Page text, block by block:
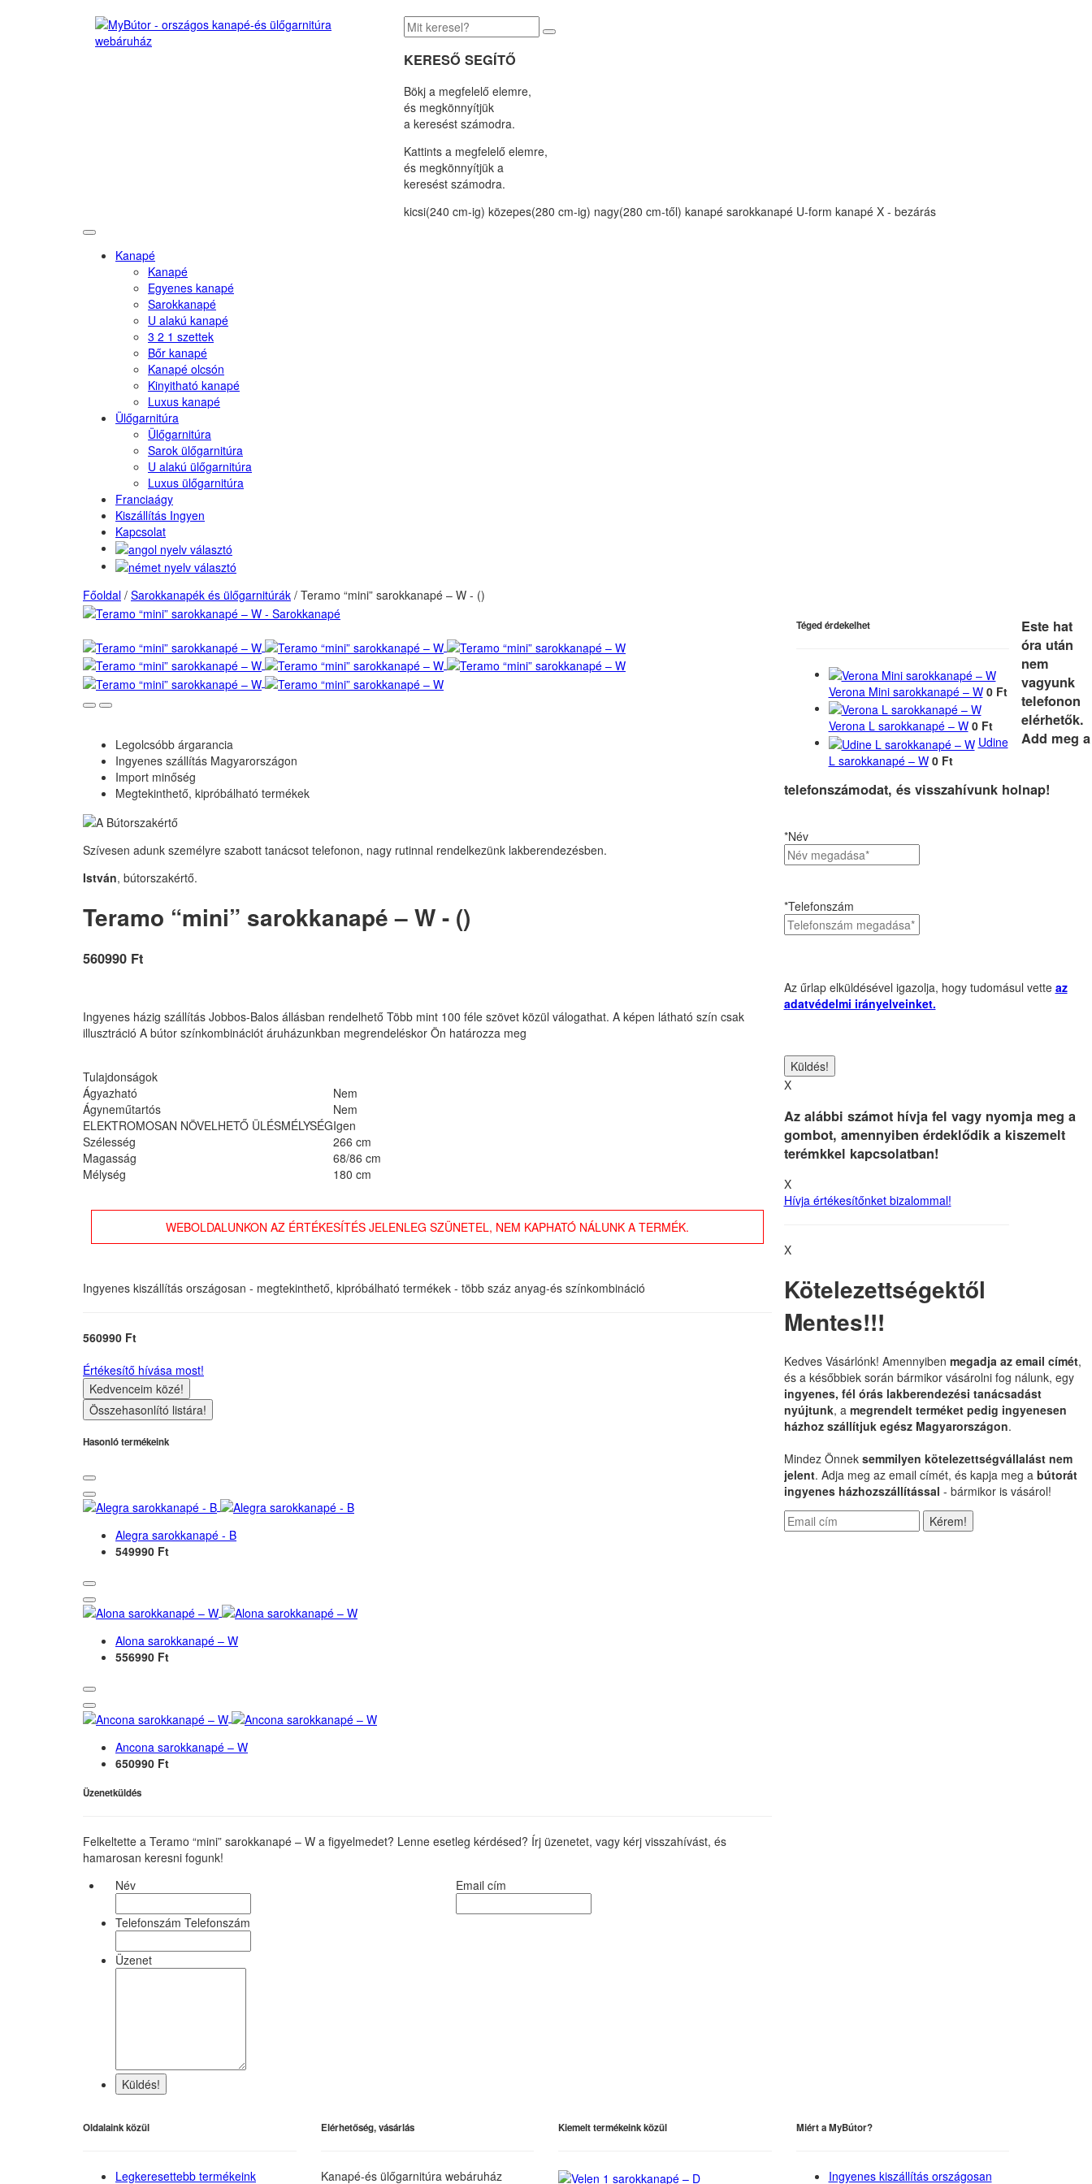
KERESŐ SEGÍTŐ
Bökj a megfelelő elemre,
és megkönnyítjük
a keresést számodra.
Kattints a megfelelő elemre,
és megkönnyítjük a
keresést számodra.
kicsi(240 cm-ig) közepes(280 cm-ig) nagy(280 cm-től) kanapé sarokkanapé U-form kanapé X - bezárás
Kanapé
Kanapé
Egyenes kanapé
Sarokkanapé
U alakú kanapé
3 2 1 szettek
Bőr kanapé
Kanapé olcsón
Kinyitható kanapé
Luxus kanapé
Ülőgarnitúra
Ülőgarnitúra
Sarok ülőgarnitúra
U alakú ülőgarnitúra
Luxus ülőgarnitúra
Franciaágy
Kiszállítás Ingyen
Kapcsolat
Főoldal / Sarokkanapék és ülőgarnitúrák / Teramo “mini” sarokkanapé – W - ()
Legolcsóbb árgarancia
Ingyenes szállítás Magyarországon
Import minőség
Megtekinthető, kipróbálható termékek
Szívesen adunk személyre szabott tanácsot telefonon, nagy rutinnal rendelkezünk lakberendezésben.
István, bútorszakértő.
Teramo “mini” sarokkanapé – W - ()
560990 Ft
Ingyenes házig szállítás Jobbos-Balos állásban rendelhető Több mint 100 féle szövet közül válogathat. A képen látható szín csak
illusztráció A bútor színkombinációt áruházunkban megrendeléskor Ön határozza meg
Tulajdonságok
Ágyazható
Nem
Ágyneműtartós
Nem
ELEKTROMOSAN NÖVELHETŐ ÜLÉSMÉLYSÉGIgen
Szélesség
266 cm
Magasság
68/86 cm
Mélység
180 cm
WEBOLDALUNKON AZ ÉRTÉKESÍTÉS JELENLEG SZÜNETEL, NEM KAPHATÓ NÁLUNK A TERMÉK.
Ingyenes kiszállítás országosan - megtekinthető, kipróbálható termékek - több száz anyag-és színkombináció
560990 Ft
Értékesítő hívása most!
Kedvenceim közé!
Összehasonlító listára!
Hasonló termékeink
Alegra sarokkanapé - B
549990 Ft
Alona sarokkanapé – W
556990 Ft
Ancona sarokkanapé – W
650990 Ft
Üzenetküldés
Felkeltette a Teramo “mini” sarokkanapé – W a figyelmedet? Lenne esetleg kérdésed? Írj üzenetet, vagy kérj visszahívást, és
hamarosan keresni fogunk!
Név
Email cím
Telefonszám Telefonszám
Üzenet
Küldés!
Téged érdekelhet
Verona Mini sarokkanapé – W 0 Ft
Verona L sarokkanapé – W 0 Ft
Udine
L sarokkanapé – W 0 Ft
Este hat
óra után
nem
vagyunk
telefonon
elérhetők.
Add meg a
telefonszámodat, és visszahívunk holnap!
*Név
*Telefonszám
Az űrlap elküldésével igazolja, hogy tudomásul vette az
adatvédelmi irányelveinket.
X
Az alábbi számot hívja fel vagy nyomja meg a
gombot, amennyiben érdeklődik a kiszemelt
terémkkel kapcsolatban!
X
Hívja értékesítőnket bizalommal!
Oldalaink közül
Legkeresettebb termékeink
Elérhetőség, vásárlás
Kanapé-és ülőgarnitúra webáruház
Kiemelt termékeink közül Miért a MyBútor?
Ingyenes kiszállítás országosan
X
Kötelezettségektől
Mentes!!!
Kedves Vásárlónk! Amennyiben megadja az email címét,
és a későbbiek során bármikor vásárolni fog nálunk, egy
ingyenes, fél órás lakberendezési tanácsadást
nyújtunk, a megrendelt terméket pedig ingyenesen
házhoz szállítjuk egész Magyarországon.
Mindez Önnek semmilyen kötelezettségvállalást nem
jelent. Adja meg az email címét, és kapja meg a bútorát
ingyenes házhozszállítással - bármikor is vásárol!